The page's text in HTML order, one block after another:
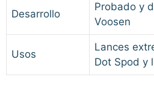
Desarrollo
Probado y
Voosen
Usos
Lances
Dot Spod y